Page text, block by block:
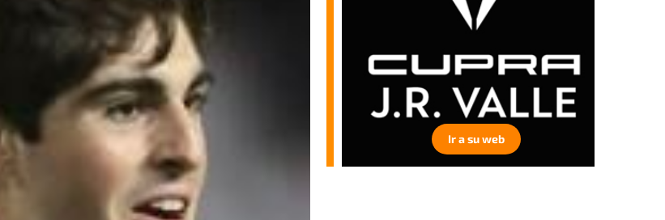
Ir a su web Ir a su web